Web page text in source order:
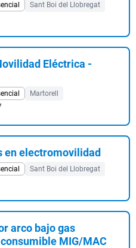
Sant Boi del Llobregat
Eléctrica -
Martorell
en electromovilidad
Sant Boi del Llobregat
arco bajo gas
MIG/MAC